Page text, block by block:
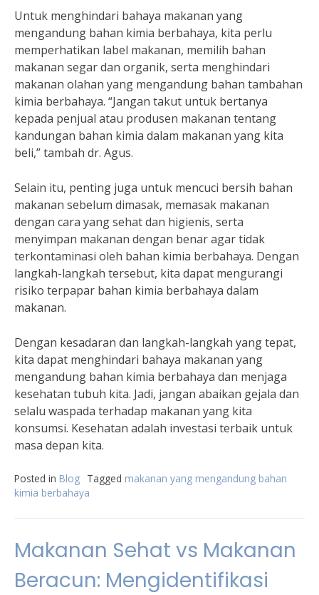
Untuk menghindari bahaya makanan yang
mengandung bahan kimia berbahaya, kita perlu
memperhatikan label makanan, memilih bahan
makanan segar dan organik, serta menghindari
makanan olahan yang mengandung bahan tambahan
kimia berbahaya. “Jangan takut untuk bertanya
kepada penjual atau produsen makanan tentang
kandungan bahan kimia dalam makanan yang kita
beli,” tambah dr. Agus.
Selain itu, penting juga untuk mencuci bersih bahan
makanan sebelum dimasak, memasak makanan
dengan cara yang sehat dan higienis, serta
menyimpan makanan dengan benar agar tidak
terkontaminasi oleh bahan kimia berbahaya. Dengan
langkah-langkah tersebut, kita dapat mengurangi
risiko terpapar bahan kimia berbahaya dalam
makanan.
Dengan kesadaran dan langkah-langkah yang tepat,
kita dapat menghindari bahaya makanan yang
mengandung bahan kimia berbahaya dan menjaga
kesehatan tubuh kita. Jadi, jangan abaikan gejala dan
selalu waspada terhadap makanan yang kita
konsumsi. Kesehatan adalah investasi terbaik untuk
masa depan kita.
Posted in Blog Tagged makanan yang mengandung bahan
kimia berbahaya
Makanan Sehat vs Makanan
Beracun: Mengidentifikasi